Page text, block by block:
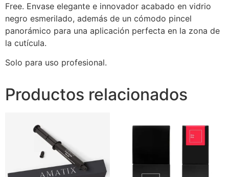
Free. Envase elegante e innovador acabado en vidrio
negro esmerilado, además de un cómodo pincel
panorámico para una aplicación perfecta en la zona de
la cutícula.
Solo para uso profesional.
Productos relacionados